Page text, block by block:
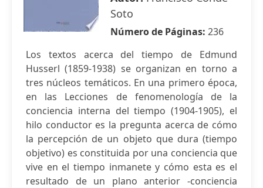
Soto
Número de Páginas: 236
Los textos acerca del tiempo de Edmund
Husserl (1859-1938) se organizan en torno a
tres núcleos temáticos. En una primero época,
en las Lecciones de fenomenología de la
conciencia interna del tiempo (1904-1905), el
hilo conductor es la pregunta acerca de cómo
la percepción de un objeto que dura (tiempo
objetivo) es constituida por una conciencia que
vive en el tiempo inmanete y cómo esta es el
resultado de un plano anterior -conciencia